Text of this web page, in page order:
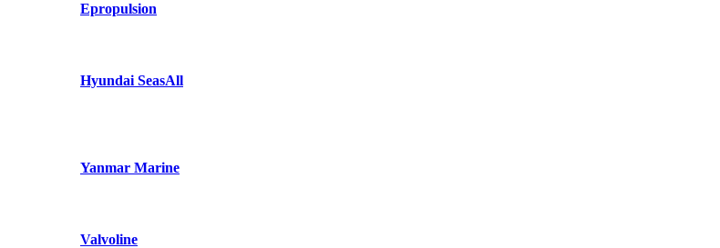
Epropulsion
Hyundai SeasAll
Yanmar Marine
Valvoline